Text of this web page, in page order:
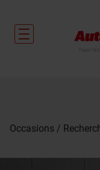
Occasions